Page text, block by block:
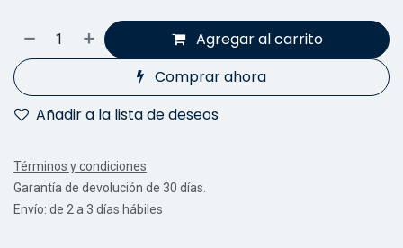
Agregar al carrito
Comprar ahora
Añadir a la lista de deseos
Términos y condiciones
Garantía de devolución de 30 días.
Envío: de 2 a 3 días hábiles